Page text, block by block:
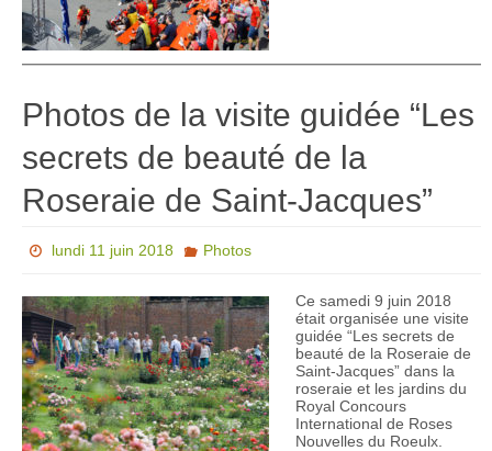
Photos de la visite guidée “Les
secrets de beauté de la
Roseraie de Saint-Jacques”
lundi 11 juin 2018 Photos
Ce samedi 9 juin 2018
était organisée une visite
guidée “Les secrets de
beauté de la Roseraie de
Saint-Jacques” dans la
roseraie et les jardins du
Royal Concours
International de Roses
Nouvelles du Roeulx.